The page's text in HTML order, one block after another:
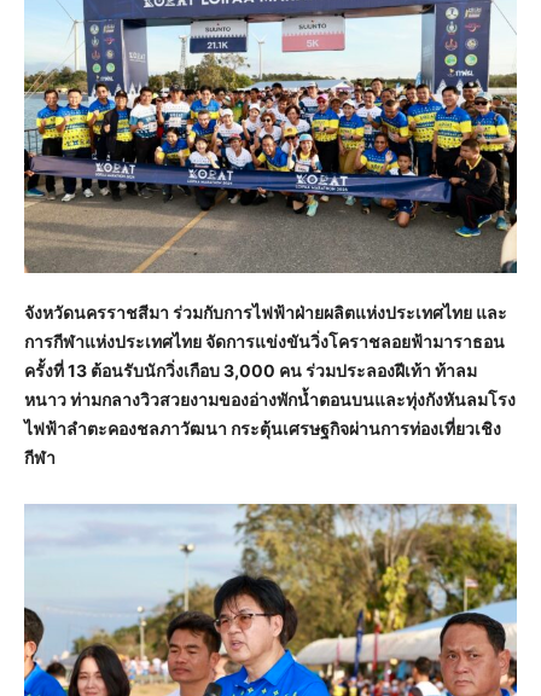
จังหวัดนครราชสีมา ร่วมกับการไฟฟ้าฝ่ายผลิตแห่งประเทศไทย และ
การกีฬาแห่งประเทศไทย จัดการแข่งขันวิ่งโคราชลอยฟ้ามาราธอน
ครั้งที่13 ต้อนรับนักวิ่งเกือบ 3,000 คน ร่วมประลองฝีเท้า ท้าลม
หนาวท่ามกลางวิวสวยงามของอ่างพักน้ำตอนบนและทุ่งกังหันลมโรง
ไฟฟ้าลำตะคองชลภาวัฒนา กระตุ้นเศรษฐกิจผ่านการท่องเที่ยวเชิง
กีฬา